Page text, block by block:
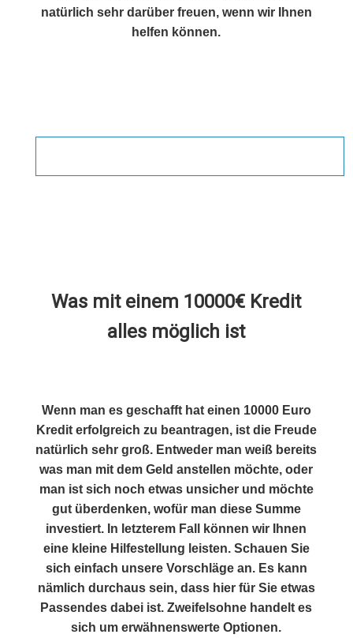
natürlich sehr darüber freuen, wenn wir Ihnen
helfen können.
Was mit einem 10000€ Kredit
alles möglich ist
Wenn man es geschafft hat einen 10000 Euro
Kredit erfolgreich zu beantragen, ist die Freude
natürlich sehr groß. Entweder man weiß bereits
was man mit dem Geld anstellen möchte, oder
man ist sich noch etwas unsicher und möchte
gut überdenken, wofür man diese Summe
investiert. In letzterem Fall können wir Ihnen
eine kleine Hilfestellung leisten. Schauen Sie
sich einfach unsere Vorschläge an. Es kann
nämlich durchaus sein, dass hier für Sie etwas
Passendes dabei ist. Zweifelsohne handelt es
sich um erwähnenswerte Optionen.